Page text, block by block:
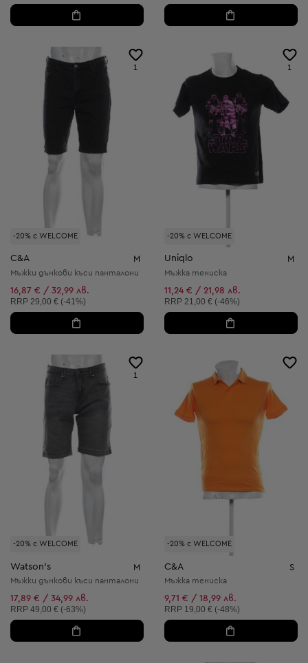
-20% с WELCOME
1
C&A M
Мъжки дънкови къси панталони
16,87 € / 32,99 лв.
Препоръчителна цена:
RRP 29,00 € (-41%)
-20% с WELCOME
1
Uniqlo M
Мъжка тениска
11,24 € / 21,98 лв.
Препоръчителна цена:
RRP 21,00 € (-46%)
-20% с WELCOME
1
Watson's M
Мъжки дънкови къси панталони
17,89 € / 34,99 лв.
Препоръчителна цена:
RRP 49,00 € (-63%)
-20% с WELCOME
C&A S
Мъжка тениска
9,71 € / 18,99 лв.
Препоръчителна цена:
RRP 19,00 € (-48%)